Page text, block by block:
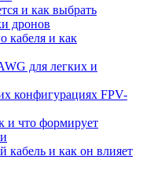
и как выбрать
дронов
кабеля и как
для легких и
конфигурациях FPV-
и что формирует
кабель и как он влияет